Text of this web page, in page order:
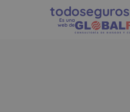
todoseguros
Es una
web de